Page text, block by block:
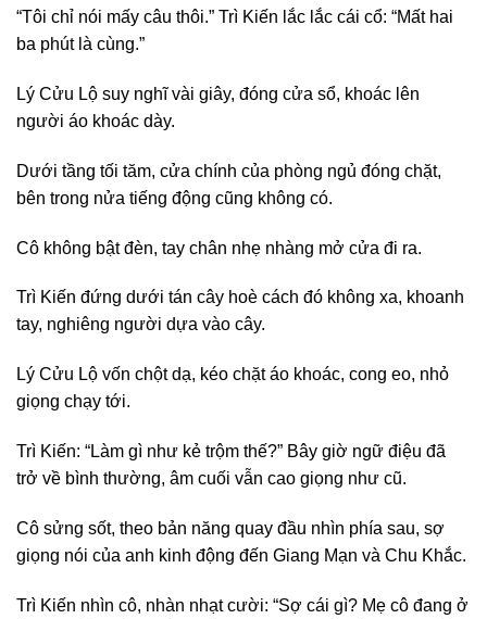
“Tôi chỉ nói mấy câu thôi.” Trì Kiến lắc lắc cái cổ: “Mất hai
ba phút là cùng.”
Lý Cửu Lộ suy nghĩ vài giây, đóng cửa sổ, khoác lên
người áo khoác dày.
Dưới tầng tối tăm, cửa chính của phòng ngủ đóng chặt,
bên trong nửa tiếng động cũng không có.
Cô không bật đèn, tay chân nhẹ nhàng mở cửa đi ra.
Trì Kiến đứng dưới tán cây hoè cách đó không xa, khoanh
tay, nghiêng người dựa vào cây.
Lý Cửu Lộ vốn chột dạ, kéo chặt áo khoác, cong eo, nhỏ
giọng chạy tới.
Trì Kiến: “Làm gì như kẻ trộm thế?” Bây giờ ngữ điệu đã
trở về bình thường, âm cuối vẫn cao giọng như cũ.
Cô sửng sốt, theo bản năng quay đầu nhìn phía sau, sợ
giọng nói của anh kinh động đến Giang Mạn và Chu Khắc.
Trì Kiến nhìn cô, nhàn nhạt cười: “Sợ cái gì? Mẹ cô đang ở